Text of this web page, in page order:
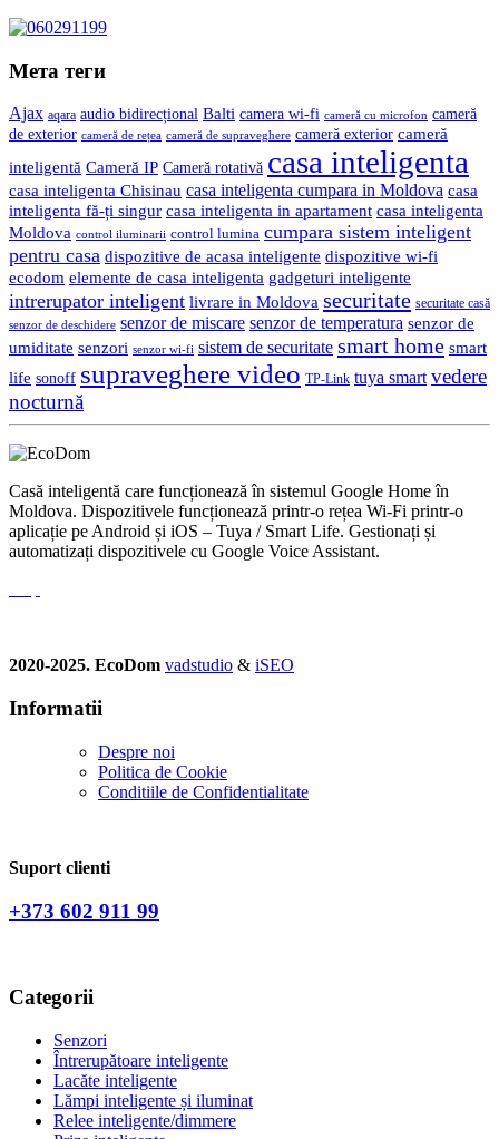
Мета теги
Ajax aqara audio bidirecțional Balti camera wi-fi cameră cu microfon cameră
de exterior cameră de rețea cameră de supraveghere cameră exterior cameră
inteligentă Cameră IP Cameră rotativă casa inteligenta
casa inteligenta Chisinau casa inteligenta cumpara in Moldova casa
inteligenta fă-ți singur casa inteligenta in apartament casa inteligenta
Moldova control iluminarii control lumina cumpara sistem inteligent
pentru casa dispozitive de acasa inteligente dispozitive wi-fi
ecodom elemente de casa inteligenta gadgeturi inteligente
intrerupator inteligent livrare in Moldova securitate securitate casă
senzor de deschidere senzor de miscare senzor de temperatura senzor de
umiditate senzori senzor wi-fi sistem de securitate smart home smart
life sonoff supraveghere video TP-Link tuya smart vedere
nocturnă
Casă inteligentă care funcționează în sistemul Google Home în
Moldova. Dispozitivele funcționează printr-o rețea Wi-Fi printr-o
aplicație pe Android și iOS – Tuya / Smart Life. Gestionați și
automatizați dispozitivele cu Google Voice Assistant.
2020-2025. EcoDom vadstudio & iSEO
Informatii
Despre noi
Politica de Сookie
Conditiile de Confidentialitate
Suport clienti
+373 602 911 99
Categorii
Senzori
Întrerupătoare inteligente
Lacăte inteligente
Lămpi inteligente și iluminat
Relee inteligente/dimmere